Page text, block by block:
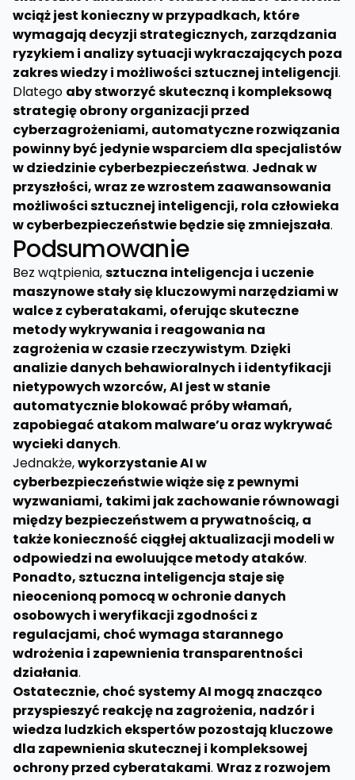
wciąż jest konieczny w przypadkach, które
wymagają decyzji strategicznych, zarządzania
ryzykiem i analizy sytuacji wykraczających poza
zakres wiedzy i możliwości sztucznej inteligencji.
Dlatego aby stworzyć skuteczną i kompleksową
strategię obrony organizacji przed
cyberzagrożeniami, automatyczne rozwiązania
powinny być jedynie wsparciem dla specjalistów
w dziedzinie cyberbezpieczeństwa. Jednak w
przyszłości, wraz ze wzrostem zaawansowania
możliwości sztucznej inteligencji, rola człowieka
w cyberbezpieczeństwie będzie się zmniejszała.
Podsumowanie
Bez wątpienia,sztuczna inteligencja i uczenie
maszynowe stały się kluczowymi narzędziami w
walce z cyberatakami, oferując skuteczne
metody wykrywania i reagowania na
zagrożenia w czasie rzeczywistym. Dzięki
analizie danych behawioralnych i identyfikacji
nietypowych wzorców, AI jest w stanie
automatycznie blokować próby włamań,
zapobiegać atakom malware’u oraz wykrywać
wycieki danych.
Jednakże,wykorzystanie AI w
cyberbezpieczeństwie wiąże się z pewnymi
wyzwaniami, takimi jak zachowanie równowagi
między bezpieczeństwem a prywatnością, a
także konieczność ciągłej aktualizacji modeli w
odpowiedzi na ewoluujące metody ataków.
Ponadto, sztuczna inteligencja staje się
nieocenioną pomocą w ochronie danych
osobowych i weryfikacji zgodności z
regulacjami, choć wymaga starannego
wdrożenia i zapewnienia transparentności
działania.
Ostatecznie, choć systemy AI mogą znacząco
przyspieszyć reakcję na zagrożenia, nadzór i
wiedza ludzkich ekspertów pozostają kluczowe
dla zapewnienia skutecznej i kompleksowej
ochrony przed cyberatakami. Wraz z rozwojem